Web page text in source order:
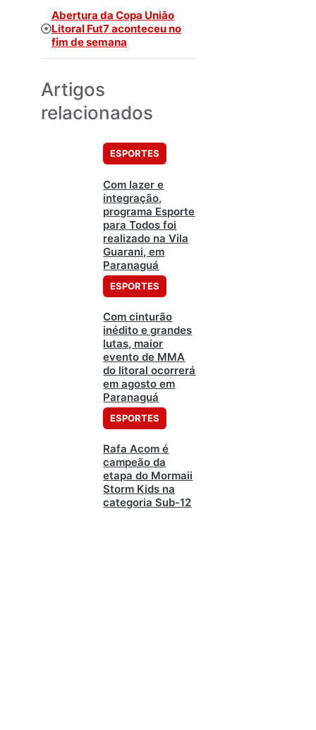
Abertura da Copa União
Litoral Fut7 aconteceu no
fim de semana
Artigos
relacionados
ESPORTES
Com lazer e
integração,
programa Esporte
para Todos foi
realizado na Vila
Guarani, em
Paranaguá
ESPORTES
Com cinturão
inédito e grandes
lutas, maior
evento de MMA
do litoral ocorrerá
em agosto em
Paranaguá
ESPORTES
Rafa Acom é
campeão da
etapa do Mormaii
Storm Kids na
categoria Sub-12